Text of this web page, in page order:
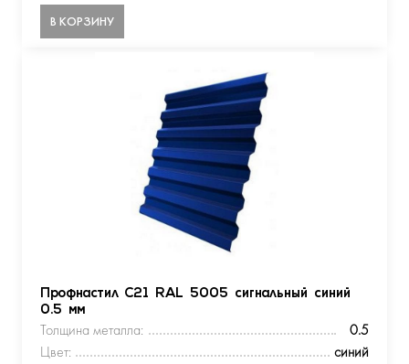
В КОРЗИНУ
Профнастил С21 RAL 5005 сигнальный синий
0.5 мм
Толщина металла:
0.5
Цвет:
синий